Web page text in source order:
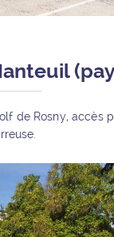
de Rosny, accès